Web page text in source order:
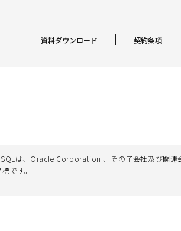
資料ダウンロード 契約条項
は、Oracle Corporation 、その子会社及び関連
です。